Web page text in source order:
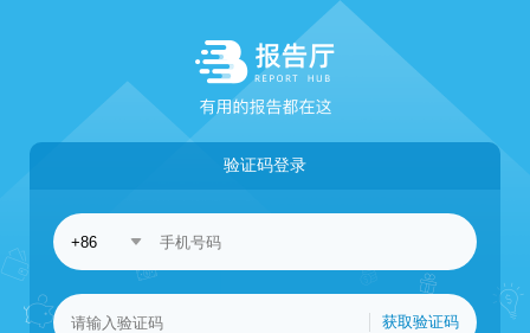
验证码登录
获取验证码